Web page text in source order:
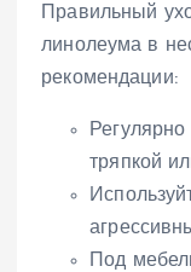
Правильный
линолеума в
рекомендации:
тряпкой
Под